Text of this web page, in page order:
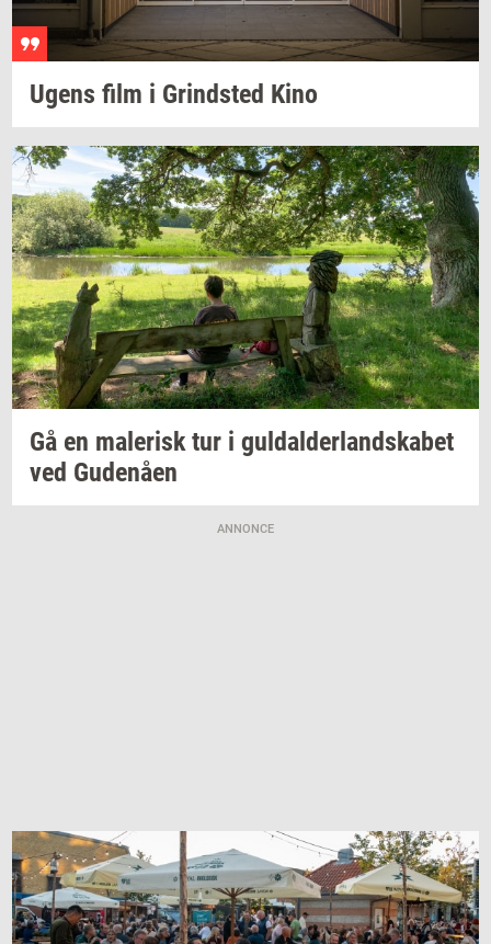
Ugens film i Grind­sted Kino
Gå en ma­le­risktur i gul­dal­der­land­ska­bet
ved Gu­denå­en
ANNONCE